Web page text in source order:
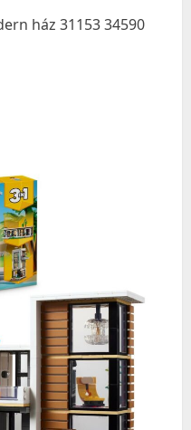
ház 31153 34590